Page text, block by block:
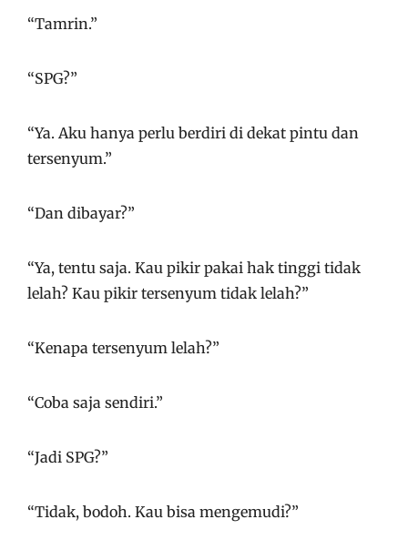
“Tamrin.”
“SPG?”
“Ya. Aku hanya perlu berdiri di dekat pintu dan
tersenyum.”
“Dan dibayar?”
“Ya, tentu saja. Kau pikir pakai hak tinggi tidak
lelah? Kau pikir tersenyum tidak lelah?”
“Kenapa tersenyum lelah?”
“Coba saja sendiri.”
“Jadi SPG?”
“Tidak, bodoh. Kau bisa mengemudi?”